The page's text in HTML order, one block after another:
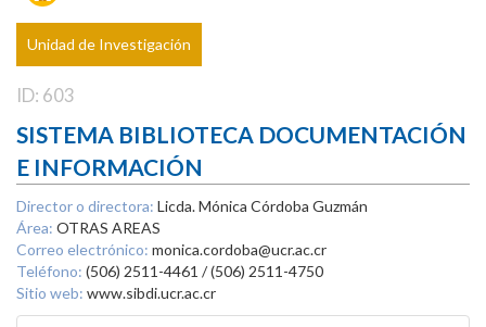
Unidad de Investigación
ID: 603
SISTEMA BIBLIOTECA DOCUMENTACIÓN
E INFORMACIÓN
Director o directora: Licda. Mónica Córdoba Guzmán
Área: OTRAS AREAS
Correo electrónico: monica.cordoba@ucr.ac.cr
Teléfono: (506) 2511-4461 / (506) 2511-4750
Sitio web: www.sibdi.ucr.ac.cr